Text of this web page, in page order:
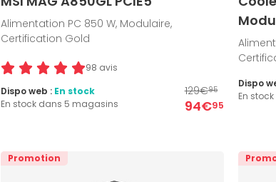
Alimentation PC 850 W, Modulaire,
Certification Gold
98 avis
129€95
94€95
Dispo web : En stock
En stock dans 5 magasins
Dispo
En
Promotion